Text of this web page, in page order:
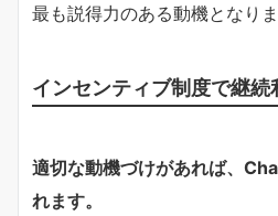
最も説得力のある動機となりま
インセンティブ制度で継続
適切な動機づけがあれば、
れます。